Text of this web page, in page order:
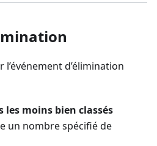
d’élimination
les moins bien classés
un nombre spécifié de